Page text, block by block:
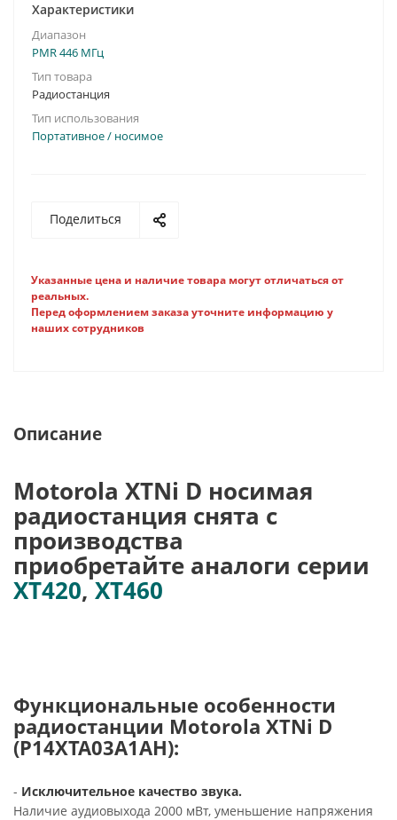
Характеристики
Диапазон
PMR 446 МГц
Тип товара
Радиостанция
Тип использования
Портативное / носимое
Поделиться
Указанные цена и наличие товара могут отличаться от
реальных.
Перед оформлением заказа уточните информацию у
наших сотрудников
Описание
Motorola XTNi D носимая
радиостанция снята с
производства
приобретайте аналоги серии
XT420,XT460
Функциональные особенности
радиостанции Motorola XTNi D
(P14XTA03A1AH):
- Исключительное качество звука.
Наличие аудиовыхода 2000 мВт, уменьшение напряжения